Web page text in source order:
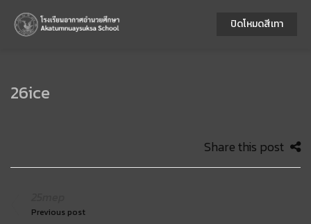
26ice
Share this post
Previous post
ปิดโหมดสีเทา